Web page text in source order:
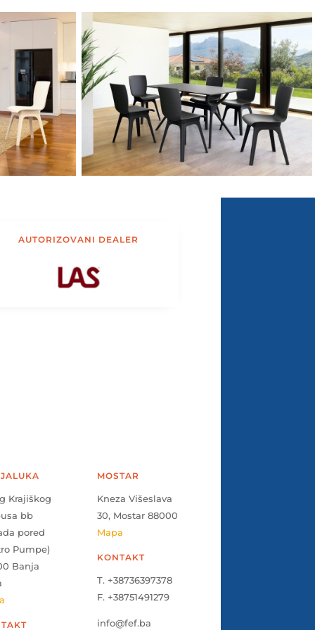
AUTORIZOVANI DEALER
Krajiškog
bb
pored
Pumpe)
Banja
MOSTAR
Kneza Višeslava
30, Mostar 88000
Mapa
KONTAKT
T. +38736397378
F. +38751491279
info@fef.ba